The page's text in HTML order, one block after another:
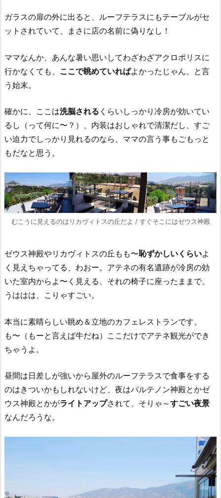
ガラスの扉の外に出ると、ルーフテラスにもテーブルがセ
ットされていて、まさに店の名前に偽りなし！
ママなんか、あんな暑い思いしてわざわざアクロポリスに
行かなくても、 ここで眺めていればよかったじゃん、と言
う始末。
確かに、ここは洗脳される くらいしっかり冷房が効いてい
るし（って何に〜？）、内装はおしゃれで清潔だし、すご
い迫力でしっかり見れるのなら、ママの言う事もごもっと
もだなと思う。
むこうに見えるのはリカヴィトスの丘だよ / すぐそこにはゼウス神殿
ゼウス神殿やリカヴィトスの丘もも〜恥ずかしいくらいよ
く見えちゃってる、わおー。アテネの有名遺跡が冷房の効
いた室内からよ〜く見える、それの椅子に座ったままで、
うははは、こりゃすごい。
本当に素晴らしい眺め＆立地のカフェレストランです。
も〜（もーと言えば牛だね）ここだけでアテネ観光ができ
ちゃうよ。
昼間は日差しが強いから屋外のルーフテラスで食事をする
のはきついかもしれないけど、夜はパルテノン神殿とかゼ
ウス神殿とかがライトアップされて、そりゃ～すごい夜景
なんだろうな。